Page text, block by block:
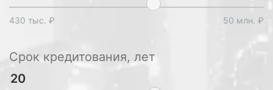
430 тыс. ₽ 50 млн. ₽
Срок кредитования, лет